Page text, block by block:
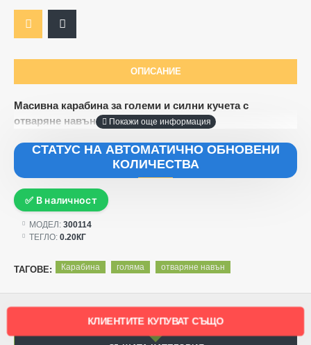
ОПИСАНИЕ
Масивна карабина за големи и силни кучета с
отваряне навън 10 см.
СТАТУС НА АВТОМАТИЧНО ОБНОВЕНИ
КОЛИЧЕСТВА
✅ В наличност
МОДЕЛ: 300114
ТЕГЛО: 0.20КГ
ТАГОВЕ: Карабина голяма отваряне навън
КЛИЕНТИТЕ КУПУВАТ СЪЩО